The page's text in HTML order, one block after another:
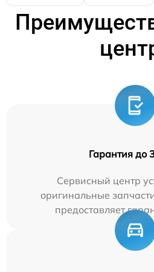
Гарантия до
Сервисный центр
оригинальные
предоставляет